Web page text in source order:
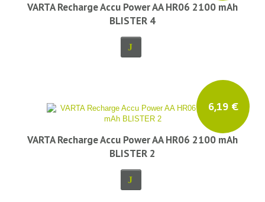
VARTA Recharge Accu Power AA HR06 2100 mAh
BLISTER 4
VARTA Recharge Accu Power AA HR06 2100 mAh
BLISTER 2
6,19 €